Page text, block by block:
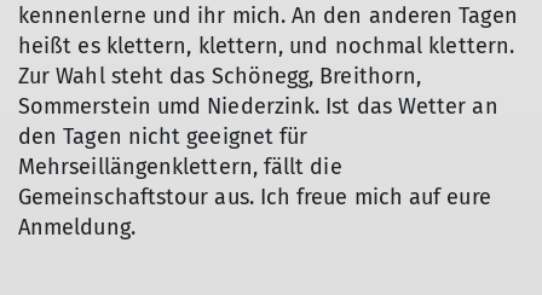
kennenlerne und ihr mich. An den anderen Tagen
heißt es klettern, klettern, und nochmal klettern.
Zur Wahl steht das Schönegg, Breithorn,
Sommerstein umd Niederzink. Ist das Wetter an
den Tagen nicht geeignet für
Mehrseillängenklettern, fällt die
Gemeinschaftstour aus. Ich freue mich auf eure
Anmeldung.